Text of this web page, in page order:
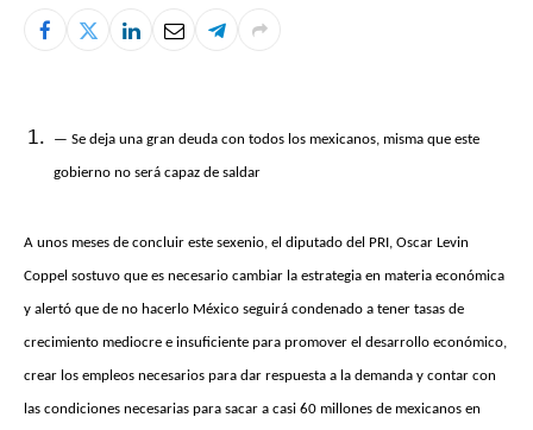
— Se deja una gran deuda con todos los mexicanos, misma que este
gobierno no será capaz de saldar
A unos meses de concluir este sexenio, el diputado del PRI, Oscar Levin
Coppel sostuvo que es necesario cambiar la estrategia en materia económica
y alertó que de no hacerlo México seguirá condenado a tener tasas de
crecimiento mediocre e insuficiente para promover el desarrollo económico,
crear los empleos necesarios para dar respuesta a la demanda y contar con
las condiciones necesarias para sacar a casi 60 millones de mexicanos en